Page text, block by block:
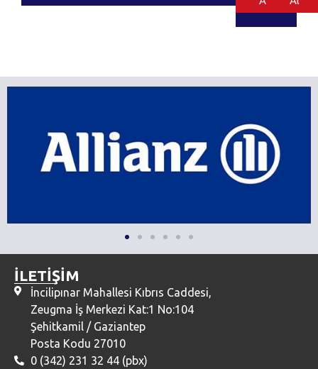
İLETİŞİM
İncilipınar Mahallesi Kıbrıs Caddesi,
Zeugma İş Merkezi Kat:1 No:104
Şehitkamil / Gaziantep
Posta Kodu 27010
0 (342) 231 32 44 (pbx)